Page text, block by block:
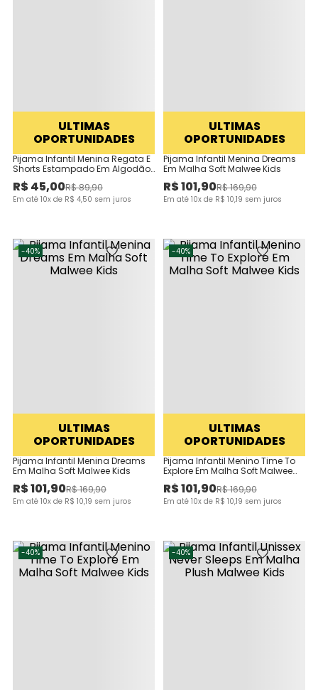
ULTIMAS
OPORTUNIDADES
Pijama Infantil Menina Regata E
Shorts Estampado Em Algodão
Malwee Kids
R$45,00R$89,90
Em até 10x de R$ 4,50 sem juros
ULTIMAS
OPORTUNIDADES
Pijama Infantil Menina Dreams
Em Malha Soft Malwee Kids
R$101,90R$169,90
Em até 10x de R$ 10,19 sem juros
-40%
ULTIMAS
OPORTUNIDADES
Pijama Infantil Menina Dreams
Em Malha Soft Malwee Kids
R$101,90R$169,90
Em até 10x de R$ 10,19 sem juros
-40%
ULTIMAS
OPORTUNIDADES
Pijama Infantil Menino Time To
Explore Em Malha Soft Malwee
Kids
R$101,90R$169,90
Em até 10x de R$ 10,19 sem juros
-40% -40%